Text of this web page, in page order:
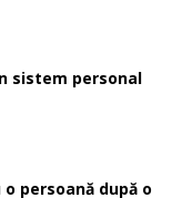
sistem personal
persoană după o